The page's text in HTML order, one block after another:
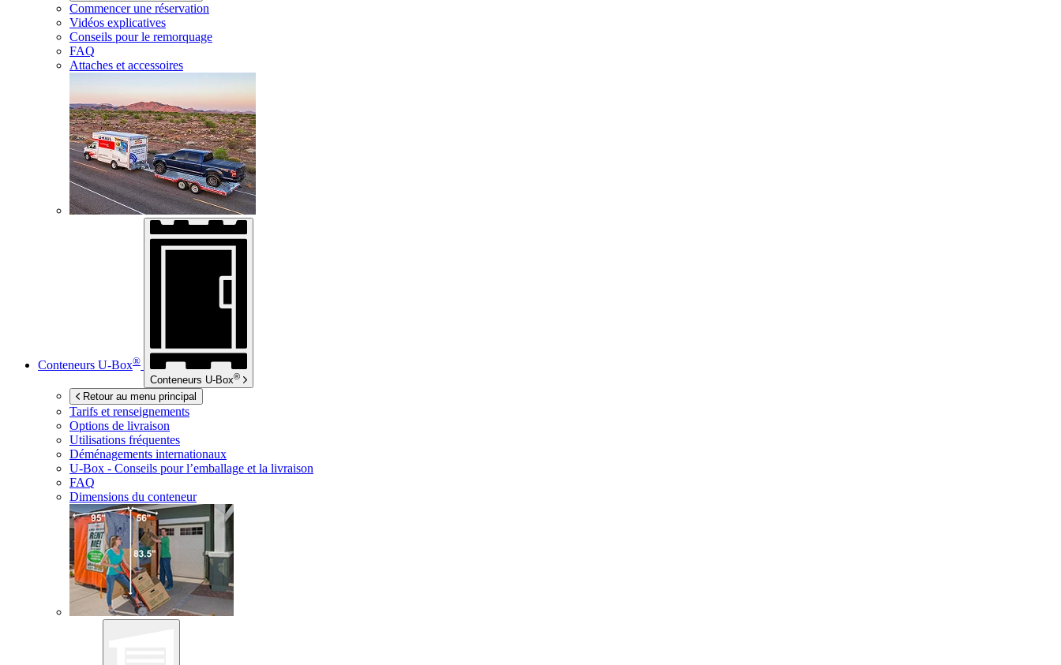
Commencer une réservation
Vidéos explicatives
Conseils pour le remorquage
FAQ
Attaches et accessoires
Conteneurs U-Box®
Conteneurs U-Box®
Retour au menu principal
Tarifs et renseignements
Options de livraison
Utilisations fréquentes
Déménagements internationaux
U-Box - Conseils pour l’emballage et la livraison
FAQ
Dimensions du conteneur